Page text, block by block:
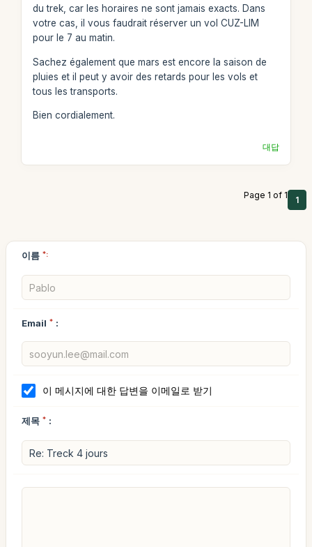
du trek, car les horaires ne sont jamais exacts. Dans
votre cas, il vous faudrait réserver un vol CUZ-LIM
pour le 7 au matin.
Sachez également que mars est encore la saison de
pluies et il peut y avoir des retards pour les vols et
tous les transports.
Bien cordialement.
대답
Page 1 of 1 1
이름 *:
Email * :
이 메시지에 대한 답변을 이메일로 받기
제목 * :